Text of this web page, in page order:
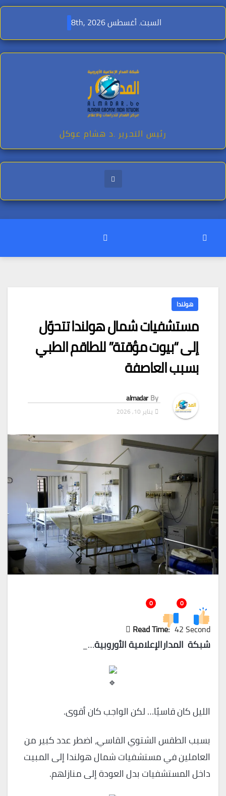
Skip
content
السبت. أغسطس 8th, 2026
رئيس التحرير .د هشام عوكل
هولندا
مستشفيات شمال هولندا تتحوّل
إلى “بيوت مؤقتة” للطاقم الطبي
بسبب العاصفة
By
almadar
يناير 10, 2026
0
0
Read Time: 42 Second
شبكة المدارالإعلامية الأوروبية…_
الليل كان قاسيًا… لكن الواجب كان أقوى.
بسبب الطقس الشتوي القاسي، اضطر عدد كبير من
العاملين في مستشفيات شمال هولندا إلى المبيت
داخل المستشفيات بدل العودة إلى منازلهم.